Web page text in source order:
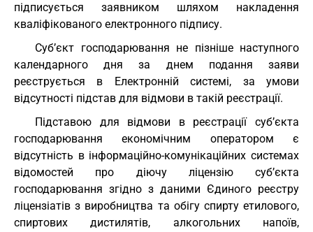
підписується заявником шляхом накладення
кваліфікованого електронного підпису.
Суб’єкт господарювання не пізніше наступного
календарного дня за днем подання заяви
реєструється в Електронній системі, за умови
відсутності підстав для відмови в такій реєстрації.
Підставою для відмови в реєстрації суб’єкта
господарювання економічним оператором є
відсутність в інформаційно-комунікаційних системах
відомостей про діючу ліцензію суб’єкта
господарювання згідно з даними Єдиного реєстру
ліцензіатів з виробництва та обігу спирту етилового,
спиртових дистилятів, алкогольних напоїв,